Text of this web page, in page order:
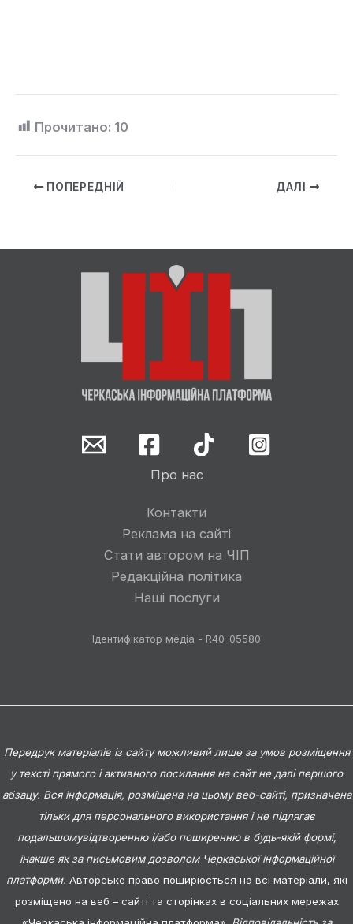
Прочитано: 10
ПОПЕРЕДНІЙ ДАЛІ
Про нас
Контакти
Реклама на сайті
Стати автором на ЧІП
Редакційна політика
Наші послуги
Ідентифікатор медіа - R40-05580
Передрук матеріалів із сайту можливий лише за умов розміщення
у тексті прямого і активного посилання на сайт не далі першого
абзацу. Вся інформація, розміщена на цьому веб-сайті, призначена
тільки для персонального використання і не підлягає
подальшомувідтворенню і/або поширенню в будь-якій формі,
інакше як за письмовим дозволом Черкаської інформаційної
платформи. Авторське право поширюється на всі матеріали, які
розміщено на веб – сайті та сторінках в соціальних мережах